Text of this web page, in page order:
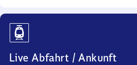
Live Abfahrt / Ankunft